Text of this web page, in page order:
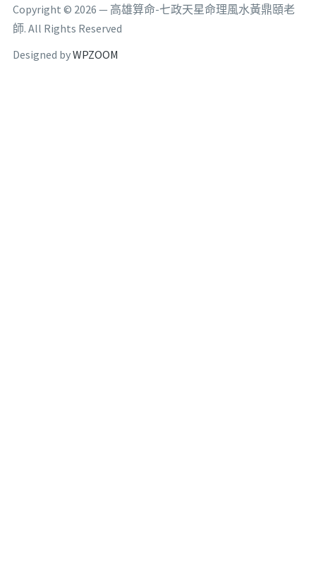
Copyright © 2026 — 高雄算命-七政天星命理風水黃鼎頤老
師. All Rights Reserved
Designed byWPZOOM